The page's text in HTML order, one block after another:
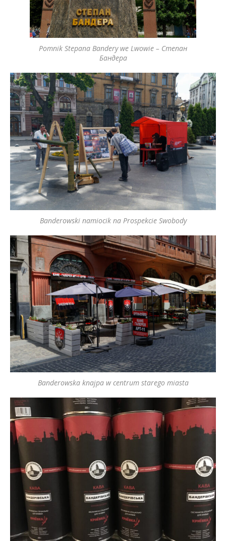
Pomnik Stepana Bandery we Lwowie – Степан
Бандера
Banderowski namiocik na Prospekcie Swobody
Banderowska knajpa w centrum starego miasta